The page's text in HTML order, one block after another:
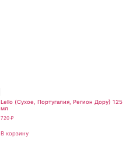
Lello (Сухое, Португалия, Регион Дору) 125
мл
720 ₽
В корзину